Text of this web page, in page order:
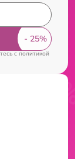
cполитикой